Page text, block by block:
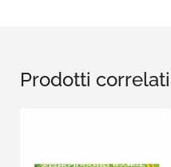
Prodotti correlati